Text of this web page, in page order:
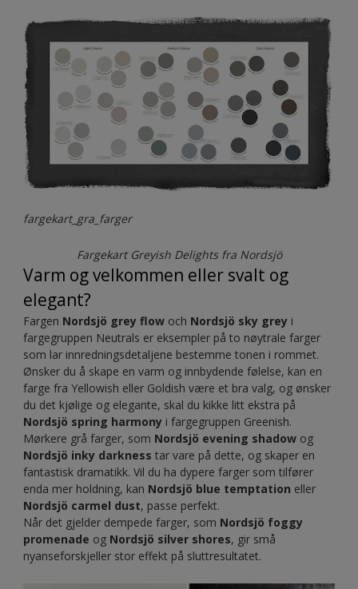
fargekart_gra_farger
Fargekart Greyish Delights fra Nordsjö
Varm og velkommen eller svalt og
elegant?
Fargen Nordsjö grey flow och Nordsjö sky grey i
fargegruppen Neutrals er eksempler på to nøytrale farger
som lar innredningsdetaljene bestemme tonen i rommet.
Ønsker du å skape en varm og innbydende følelse, kan en
farge fra Yellowish eller Goldish være et bra valg, og ønsker
du det kjølige og elegante, skal du kikke litt ekstra på
Nordsjö spring harmony i fargegruppen Greenish.
Mørkere grå farger, som Nordsjö evening shadow og
Nordsjö inky darkness tar vare på dette, og skaper en
fantastisk dramatikk. Vil du ha dypere farger som tilfører
enda mer holdning, kan Nordsjö blue temptation eller
Nordsjö carmel dust, passe perfekt.
Når det gjelder dempede farger, som Nordsjö foggy
promenade og Nordsjö silver shores, gir små
nyanseforskjeller stor effekt på sluttresultatet.